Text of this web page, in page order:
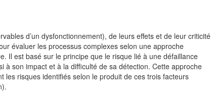
d’un dysfonctionnement), de leurs effets et de leur criticité
évaluer les processus complexes selon une approche
Il est basé sur le principe que le risque lié à une défaillance
à son impact et à la difficulté de sa détection. Cette approche
risques identifiés selon le produit de ces trois facteurs